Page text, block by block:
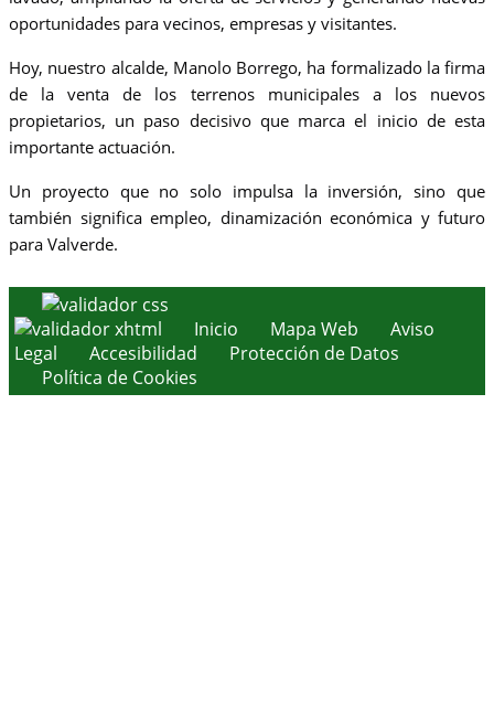
oportunidades para vecinos, empresas y visitantes.
Hoy, nuestro alcalde, Manolo Borrego, ha formalizado la firma
de la venta de los terrenos municipales a los nuevos
propietarios, un paso decisivo que marca el inicio de esta
importante actuación.
Un proyecto que no solo impulsa la inversión, sino que
también significa empleo, dinamización económica y futuro
para Valverde.
Inicio Mapa Web
Aviso
Legal
Accesibilidad
Protección de Datos
Política de Cookies